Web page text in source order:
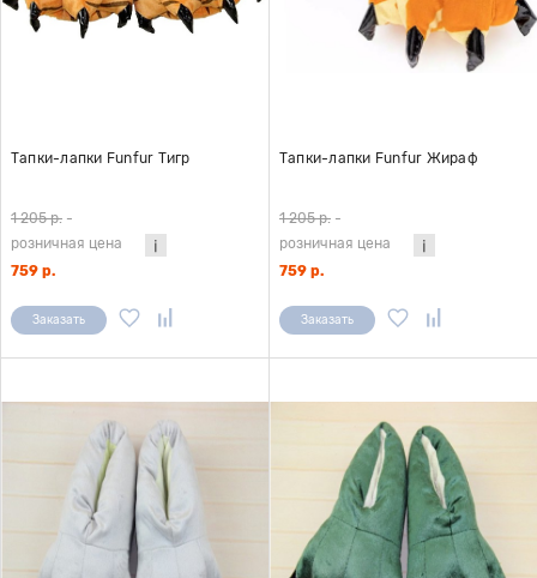
Тапки-лапки Funfur Тигр
1 205 р. -
розничная цена
759 р.
Заказать
Тапки-лапки Funfur Жираф
1 205 р. -
розничная цена
759 р.
Заказать